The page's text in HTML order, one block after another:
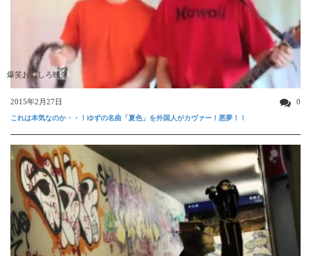
爆笑おもしろ映像
2015年2月27日 0
これは本気なのか・・！ゆずの名曲「夏色」を外国人がカヴァー！悪夢！！